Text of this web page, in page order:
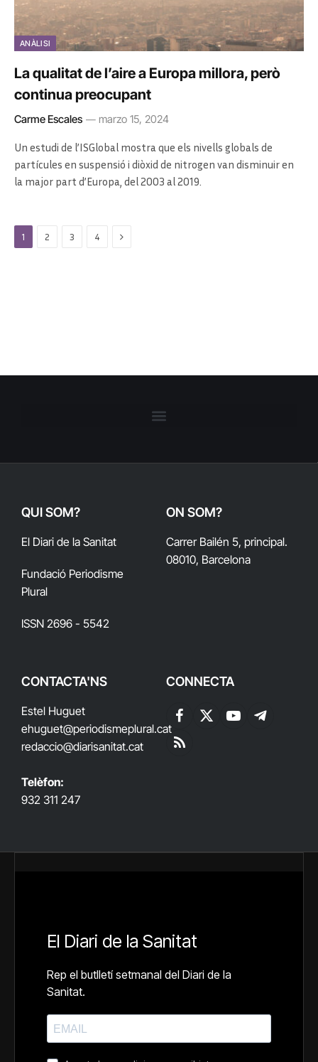
ANÀLISI
La qualitat de l’aire a Europa millora, però
continua preocupant
Carme Escales marzo 15, 2024
Un estudi de l’ISGlobal mostra que els nivells globals de
partícules en suspensió i diòxid de nitrogen van disminuir en
la major part d’Europa, del 2003 al 2019.
1 2 3 4 Next
QUI SOM?
El Diari de la Sanitat
Fundació Periodisme
Plural
ISSN 2696 - 5542
ON SOM?
Carrer Bailén 5, principal.
08010, Barcelona
CONTACTA'NS
Estel Huguet
ehuguet@periodismeplural.cat
redaccio@diarisanitat.cat
Telèfon:
932 311 247
CONNECTA
Facebook
X
YouTubeTelegram
RSS